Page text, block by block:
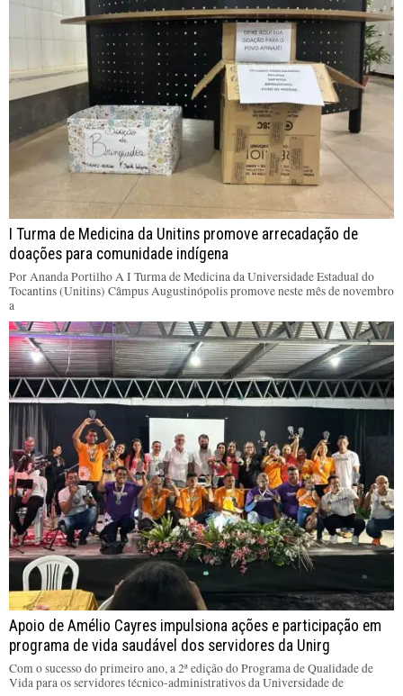
I Turma de Medicina da Unitins promove arrecadação de
doações para comunidade indígena
Por Ananda Portilho A I Turma de Medicina da Universidade Estadual do
Tocantins (Unitins) Câmpus Augustinópolis promove neste mês de novembro
a
Apoio de Amélio Cayres impulsiona ações e participação em
programa de vida saudável dos servidores da Unirg
Com o sucesso do primeiro ano, a 2ª edição do Programa de Qualidade de
Vida para os servidores técnico-administrativos da Universidade de